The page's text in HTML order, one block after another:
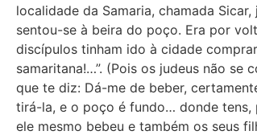
localidade da Samaria, chamada
sentou-se à beira do poço. Era por
discípulos tinham ido à cidade
samaritana!…”. (Pois os judeus não se
que te diz: Dá-me de beber,
tirá-la, e o poço é fundo… donde tens,
ele mesmo bebeu e também os seus